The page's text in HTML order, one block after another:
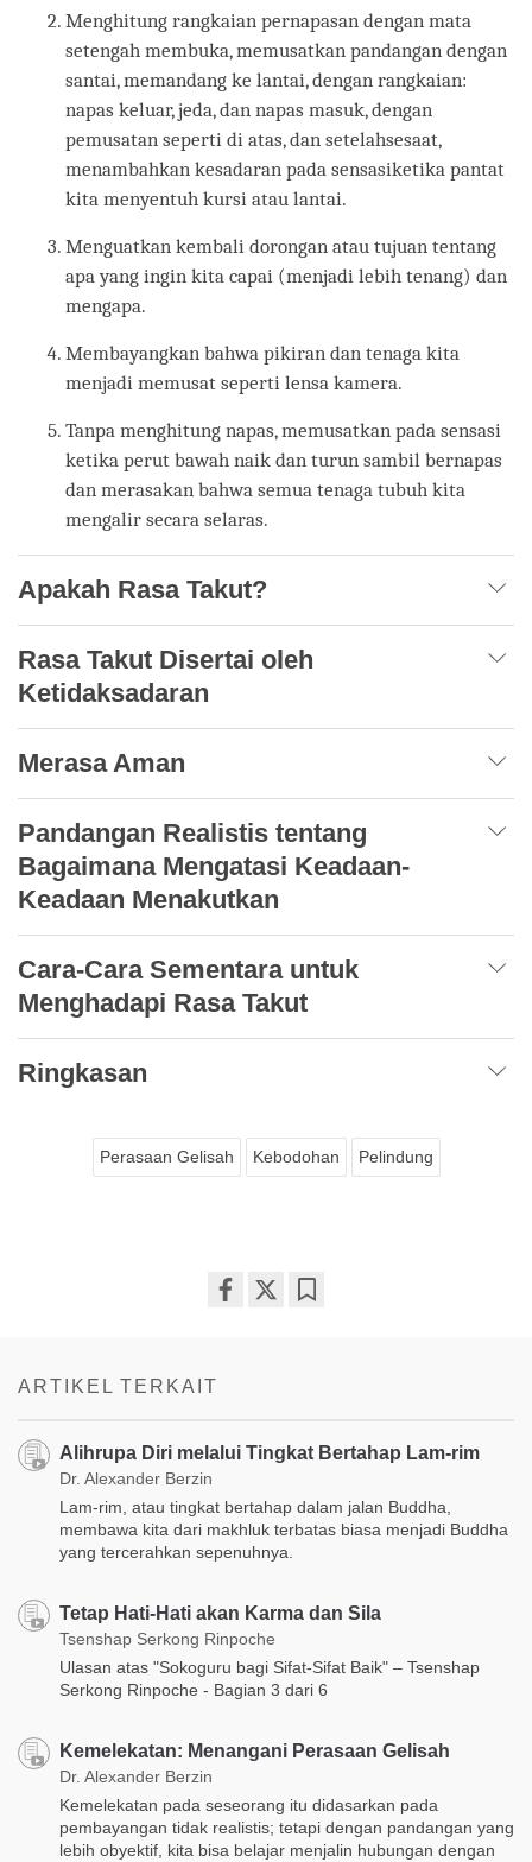
Menghitung rangkaian pernapasan dengan mata
setengah membuka, memusatkan pandangan dengan
santai, memandang ke lantai, dengan rangkaian:
napas keluar, jeda, dan napas masuk, dengan
pemusatan seperti di atas, dan setelahsesaat,
menambahkan kesadaran pada sensasiketika pantat
kita menyentuh kursi atau lantai.
Menguatkan kembali dorongan atau tujuan tentang
apa yang ingin kita capai (menjadi lebih tenang) dan
mengapa.
Membayangkan bahwa pikiran dan tenaga kita
menjadi memusat seperti lensa kamera.
Tanpa menghitung napas, memusatkan pada sensasi
ketika perut bawah naik dan turun sambil bernapas
dan merasakan bahwa semua tenaga tubuh kita
mengalir secara selaras.
Apakah Rasa Takut?
Rasa Takut Disertai oleh
Ketidaksadaran
Merasa Aman
Pandangan Realistis tentang
Bagaimana Mengatasi Keadaan-
Keadaan Menakutkan
Cara-Cara Sementara untuk
Menghadapi Rasa Takut
Ringkasan
Perasaan Gelisah Kebodohan Pelindung
ARTIKEL TERKAIT
Alihrupa Diri melalui Tingkat Bertahap Lam-rim
Dr. Alexander Berzin
Lam-rim, atau tingkat bertahap dalam jalan Buddha,
membawa kita dari makhluk terbatas biasa menjadi Buddha
yang tercerahkan sepenuhnya.
Tetap Hati-Hati akan Karma dan Sila
Tsenshap Serkong Rinpoche
Ulasan atas "Sokoguru bagi Sifat-Sifat Baik" – Tsenshap
Serkong Rinpoche - Bagian 3 dari 6
Kemelekatan: Menangani Perasaan Gelisah
Dr. Alexander Berzin
Kemelekatan pada seseorang itu didasarkan pada
pembayangan tidak realistis; tetapi dengan pandangan yang
lebih obyektif, kita bisa belajar menjalin hubungan dengan